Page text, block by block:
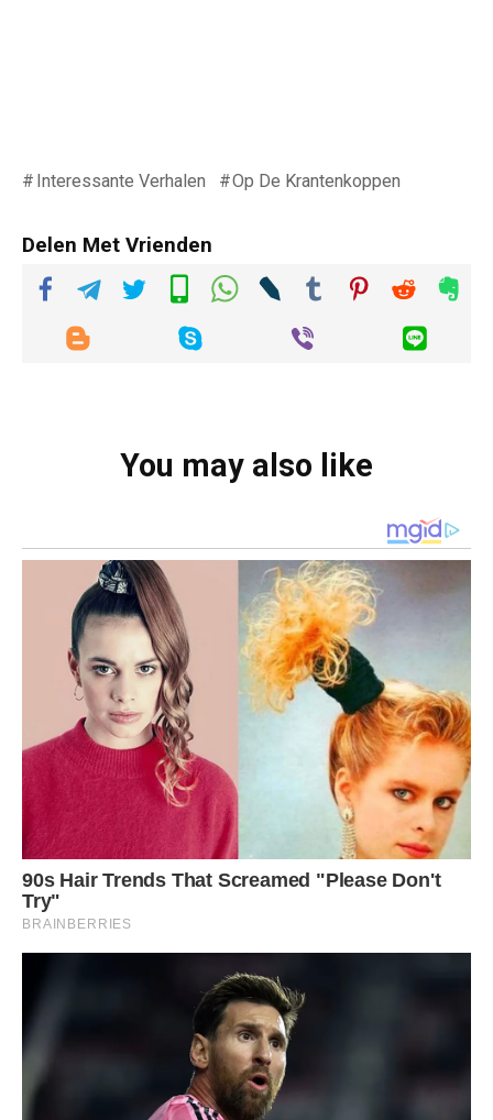
Interessante Verhalen Op De Krantenkoppen
Delen Met Vrienden
You may also like